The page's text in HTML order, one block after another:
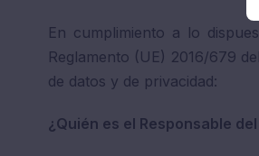
En cumplimiento a lo
Reglamento (UE) 2016/679
de datos y de privacidad:
¿Quién es el Responsable